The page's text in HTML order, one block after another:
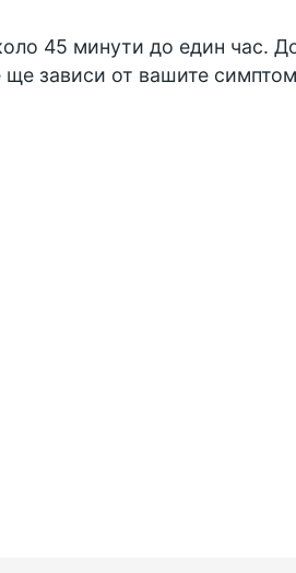
45 минути до един час.
зависи от вашите